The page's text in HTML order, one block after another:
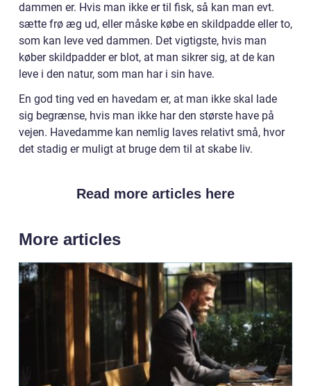
dammen er. Hvis man ikke er til fisk, så kan man evt.
sætte frø æg ud, eller måske købe en skildpadde eller to,
som kan leve ved dammen. Det vigtigste, hvis man
køber skildpadder er blot, at man sikrer sig, at de kan
leve i den natur, som man har i sin have.
En god ting ved en havedam er, at man ikke skal lade
sig begrænse, hvis man ikke har den største have på
vejen. Havedamme kan nemlig laves relativt små, hvor
det stadig er muligt at bruge dem til at skabe liv.
Read more articles here
More articles